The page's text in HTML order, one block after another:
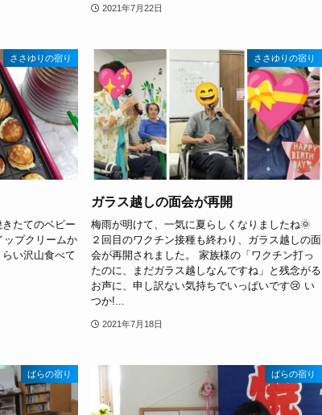
2021年7月22日
ささゆりの宿り
たてのベビー
ップクリームか
い沢山食べて
ささゆりの宿り
ガラス越しの面会が再開
梅雨が明けて、一気に夏らしくなりましたね🌞
２回目のワクチン接種も終わり、ガラス越しの面
会が再開されました。 家族様の「ワクチン打っ
たのに、まだガラス越しなんですね」と残念がる
お声に、申し訳ない気持ちでいっぱいです😢 い
つか!...
2021年7月18日
ばらの宿り ばらの宿り